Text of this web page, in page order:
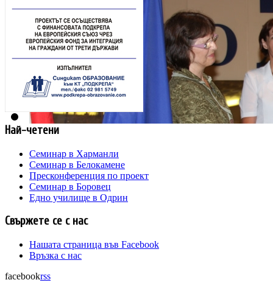
Най-четени
Семинар в Харманли
Семинар в Белокамене
Пресконференция по проект
Семинар в Боровец
Едно училище в Одрин
Свържете се с нас
Нашата страница във Facebook
Връзка с нас
facebookrss